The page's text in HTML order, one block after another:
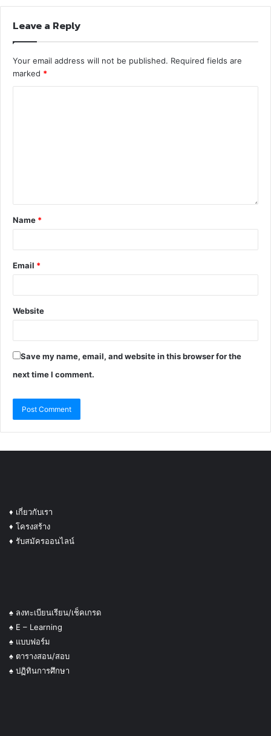
Leave a Reply
Your email address will not be published. Required fields are
marked *
Name *
Email *
Website
Save my name, email, and website in this browser for the
next time I comment.
♦ เกี่ยวกับเรา
♦ โครงสร้าง
♦ รับสมัครออนไลน์
♠ ลงทะเบียนเรียน/เช็คเกรด
♠ E – Learning
♠ แบบฟอร์ม
♠ ตารางสอน/สอบ
♠ ปฏิทินการศึกษา